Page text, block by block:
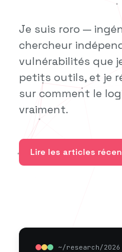
Je suis roro —
chercheur
vulnérabilités que
petits outils, et je
sur comment le
vraiment.
Lire les articles
~/research/